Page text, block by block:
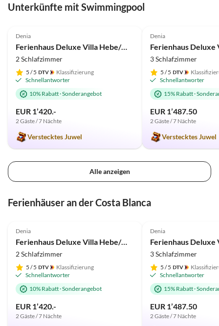
Unterkünfte mit Swimmingpool
Denia
Ferienhaus Deluxe Villa Hebe/Marquesa
2 Schlafzimmer
5 / 5
Klassifizierung
Schnellantworter
10% Rabatt·Sonderangebot
EUR 1’420.-
2 Gäste / 7 Nächte
Verstecktes Juwel
Denia
Ferienhaus Deluxe
3 Schlafzimmer
5 / 5
Schnellantworter
15% Rabatt·
EUR 1’487.50
2 Gäste / 7 Nächte
Verstecktes Juwel
Alle anzeigen
Ferienhäuser an der Costa Blanca
Denia
Ferienhaus Deluxe Villa Hebe/Marquesa
2 Schlafzimmer
5 / 5
Klassifizierung
Schnellantworter
10% Rabatt·Sonderangebot
EUR 1’420.-
2 Gäste / 7 Nächte
Denia
Ferienhaus Deluxe
3 Schlafzimmer
5 / 5
Schnellantworter
15% Rabatt·
EUR 1’487.50
2 Gäste / 7 Nächte